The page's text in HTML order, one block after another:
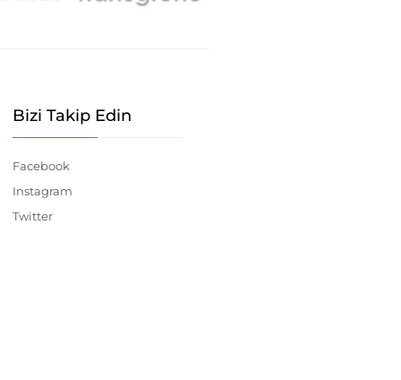
Bizi Takip Edin
Facebook
Instagram
Twitter